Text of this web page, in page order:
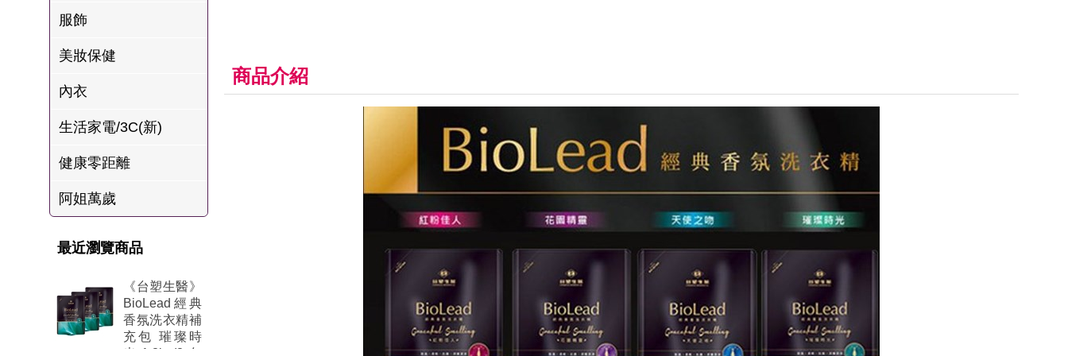
服飾
美妝保健
內衣
生活家電/3C(新)
健康零距離
阿姐萬歲
最近瀏覽商品
《台塑生醫》
BioLead經典
香氛洗衣精補
充包 璀璨時
光1.8kg(3包
商品介紹